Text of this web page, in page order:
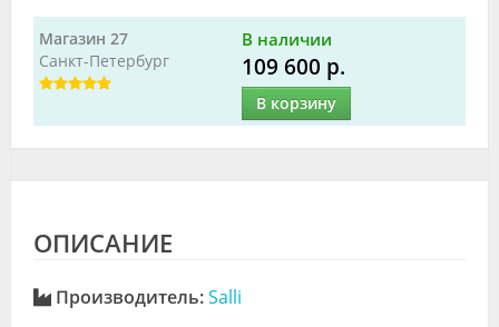
Магазин 27
Санкт-Петербург
В наличии
109 600 р.
В корзину
ОПИСАНИЕ
Производитель:Salli